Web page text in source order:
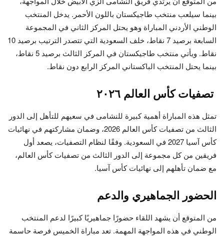
بينما سيلعب منتخب طاجيكستان باللون الأحمر. يدخل المنتخب
الوطني الأردني المباراة وهو يحتل المركز الثاني في المجموعة
السابعة برصيد 7 نقاط، خلف السعودية التي تتصدر الترتيب برصيد 10
نقاط. ويأتي منتخب طاجيكستان في المركز الثالث برصيد 5 نقاط،
بينما يحتل المنتخب الباكستاني المركز الرابع دون نقاط.
تصفيات كأس العالم ٢٠٢٦
تمثل هذه المباراة أهمية كبيرة للنشامى في سعيهم للتأهل إلى الدور
الثالث من تصفيات كأس العالم 2026، وضمان مشاركتهم في نهائيات
كأس آسيا 2027 في السعودية. وفقًا لنظام التصفيات، يصعد أول
فريقين من كل مجموعة إلى الدور الثالث من تصفيات كأس العالم،
مع ضمان تأهلهم إلى نهائيات كأس آسيا.
الحضور الجماهيري والدعم
من المتوقع أن يشهد اللقاء حضورًا جماهيريًا كبيرًا لدعم المنتخب
الوطني في هذه المواجهة المهمة. تعد مباراة الخميس فرصة حاسمة